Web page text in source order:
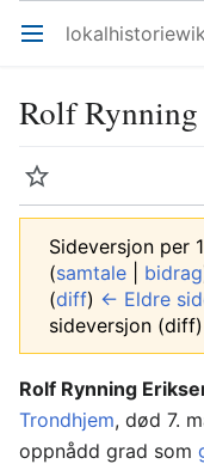
Åpne hovedmenyen
Rolf
Overvåk
Sideversjon per
(samtale bidrag
(diff) ← Eldre
sideversjon
Rolf Rynning
Trondhjem, død 7.
oppnådd grad som